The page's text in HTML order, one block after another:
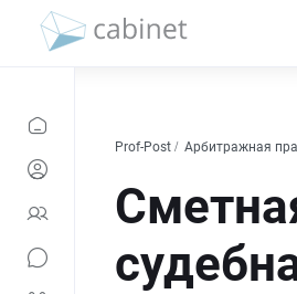
Prof-Post Арбитражная